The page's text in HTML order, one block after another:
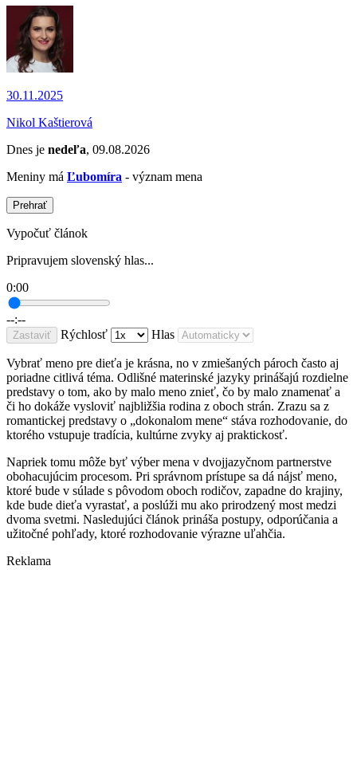
30.11.2025
Nikol Kaštierová
Dnes je nedeľa, 09.08.2026
Meniny má Ľubomíra - význam mena
Prehrať
Vypočuť článok
Pripravujem slovenský hlas...
0:00
--:--
Zastaviť Rýchlosť Hlas
Vybrať meno pre dieťa je krásna, no v zmiešaných pároch často aj
poriadne citlivá téma. Odlišné materinské jazyky prinášajú rozdielne
predstavy o tom, ako by malo meno znieť, čo by malo znamenať a
či ho dokáže vysloviť najbližšia rodina z oboch strán. Zrazu sa z
romantickej predstavy o „dokonalom mene“ stáva rozhodovanie, do
ktorého vstupuje tradícia, kultúrne zvyky aj praktickosť.
Napriek tomu môže byť výber mena v dvojjazyčnom partnerstve
obohacujúcim procesom. Pri správnom prístupe sa dá nájsť meno,
ktoré bude v súlade s pôvodom oboch rodičov, zapadne do krajiny,
kde bude dieťa vyrastať, a poslúži mu ako prirodzený most medzi
dvoma svetmi. Nasledujúci článok prináša postupy, odporúčania a
užitočné pohľady, ktoré rozhodovanie výrazne uľahčia.
Reklama